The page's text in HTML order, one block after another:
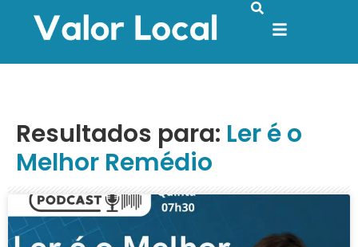
Resultados para: Ler é o
Melhor Remédio